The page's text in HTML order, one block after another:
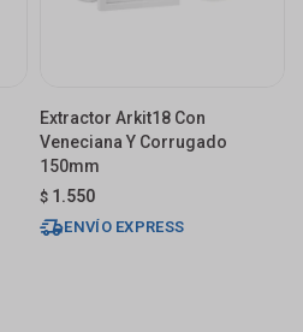
Extractor Arkit18 Con
Veneciana Y Corrugado
150mm
$ 1.550
ENVÍO EXPRESS